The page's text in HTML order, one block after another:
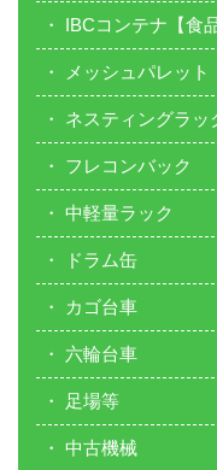
IBCコンテナ【食
メッシュパレット
ネスティングラッ
フレコンバック
中軽量ラック
ドラム缶
カゴ台車
六輪台車
足場等
中古機械